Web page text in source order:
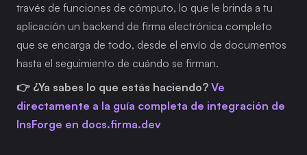
través de funciones de cómputo, lo que le brinda a tu
aplicación un backend de firma electrónica completo
que se encarga de todo, desde el envío de documentos
hasta el seguimiento de cuándo se firman.
👉 ¿Ya sabes lo que estás haciendo? Ve
directamente a la guía completa de integración de
InsForge en docs.firma.dev